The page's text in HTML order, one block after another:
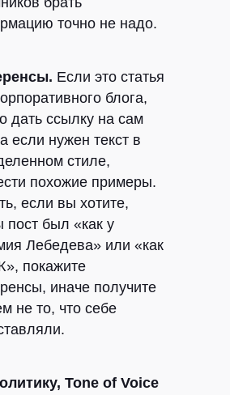
точно не надо.
Если это статья
блога,
дать ссылку на сам
если нужен текст в
стиле,
похожие примеры.
если вы хотите,
пост был «как у
Лебедева» или «как
покажите
иначе получите
не то, что себе
Tone of Voice